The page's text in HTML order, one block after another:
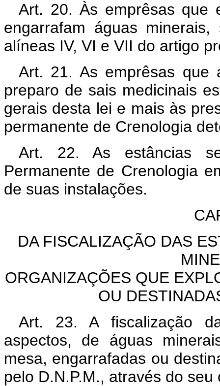
Art. 20. Às emprêsas que
engarrafam águas
alíneas IV, VI e VII do artigo
Art. 21. As emprêsas que
preparo de sais medicinais
gerais desta lei e mais às
permanente de Crenologia
Art. 22. As estâncias
Permanente de Crenologia
de suas instalações.
DA FISCALIZAÇÃO DAS
ORGANIZAÇÕES QUE
OU
Art. 23. A fiscalização
aspectos, de águas
mesa, engarrafadas ou
pelo D.N.P.M., através do